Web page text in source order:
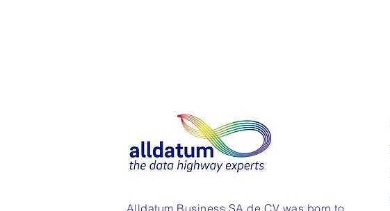
Alldatum Business SA de CV was born to